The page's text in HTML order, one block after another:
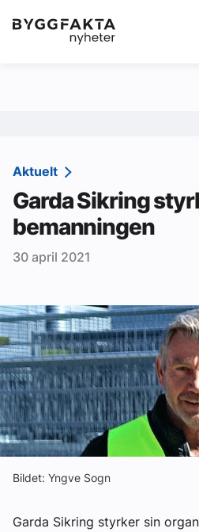
Kategorier Jobbmarkedet
Redaksjonen
Om Byggfakta
Annonsere
Abonnere
Tips oss
Ledige stillinger
eBlad
Aktivitetskalender
Bransjekommentar
Aktuelt
Garda Sikring
bemanningen
30 april 2021
Bildet: Yngve Sogn
Garda Sikring styrker sin